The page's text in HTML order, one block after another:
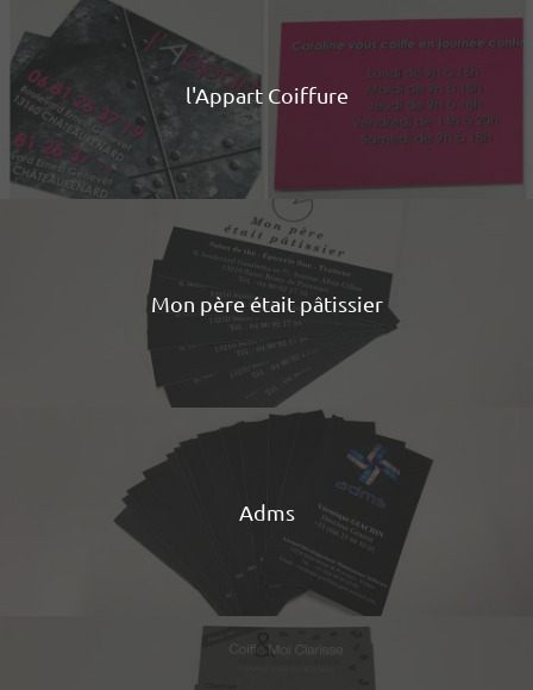
l'Appart Coiffure
Mon père était pâtissier
Adms